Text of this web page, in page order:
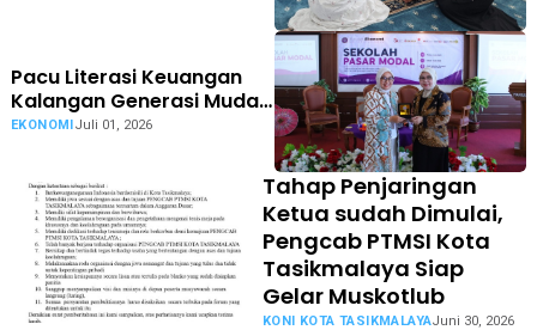
Pacu Literasi Keuangan
Kalangan Generasi Muda,
Kolaborasi OJK
Mahasiswa Unigal Ciamis
EKONOMI Juli 01, 2026
Tahap Penjaringan
Ketua sudah Dimulai,
Pengcab PTMSI Kota
Tasikmalaya Siap
Gelar Muskotlub
KONI KOTA TASIKMALAYAJuni 30, 2026